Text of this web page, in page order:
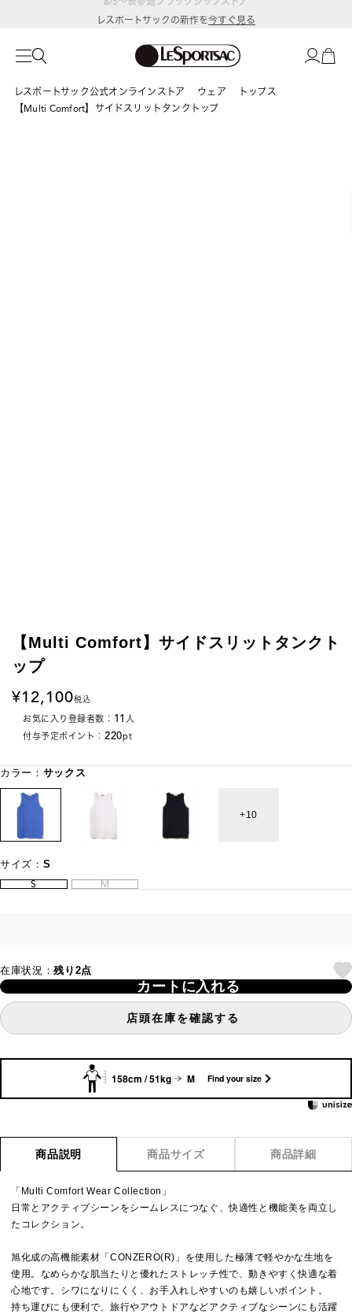
レスポートサックの新作を今すぐ見る
レスポートサック公式オンラインストア ウェア
トップス
【Multi Comfort】サイドスリットタンクトップ
【Multi Comfort】サイドスリットタンクト
ップ
12,100税込
お気に入り登録者数： 11 人
付与予定ポイント： 220pt
カラー： サックス
10
サイズ： S
S
M
在庫状況：残り2点
カートに入れる
店頭在庫を確認する
158cm / 51kg M Find your size
商品説明 商品サイズ 商品詳細
「Multi Comfort Wear Collection」
日常とアクティブシーンをシームレスにつなぐ、快適性と機能美を両立し
たコレクション。
旭化成の高機能素材「CONZERO(R)」を使用した極薄で軽やかな生地を
使用。なめらかな肌当たりと優れたストレッチ性で、動きやすく快適な着
心地です。シワになりにくく、お手入れしやすいのも嬉しいポイント。
持ち運びにも便利で、旅行やアウトドアなどアクティブなシーンにも活躍